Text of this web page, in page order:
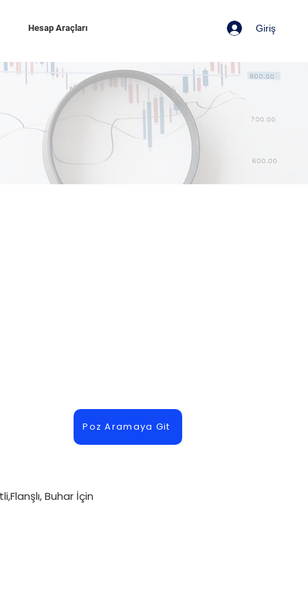
Hesap Araçları Giriş
Poz Aramaya Git
Buhar İçin